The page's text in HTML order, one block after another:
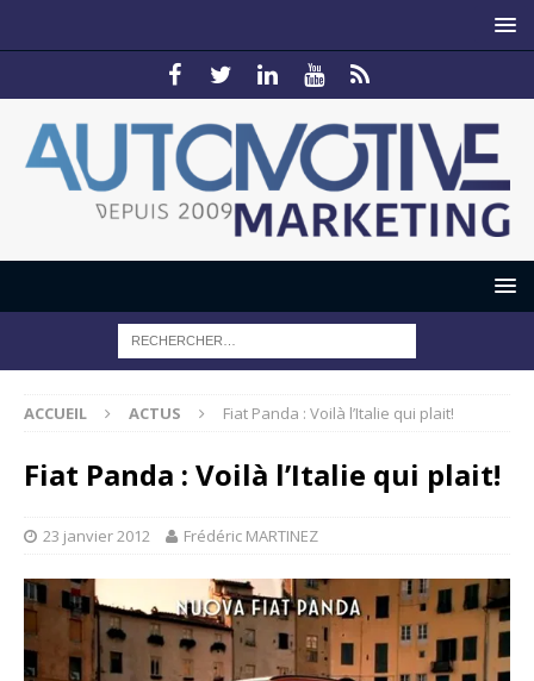
ACCUEIL ACTUS Fiat Panda : Voilà l’Italie qui plait!
Fiat Panda : Voilà l’Italie qui plait!
23 janvier 2012 Frédéric MARTINEZ